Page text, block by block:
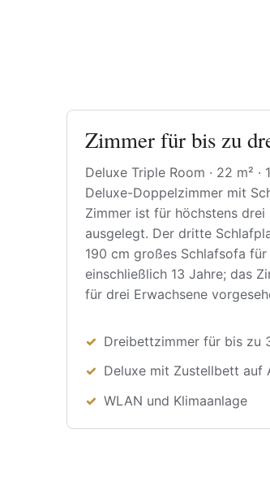
Zimmer für bis zu
Deluxe Triple Room · 22 m² ·
Deluxe-Doppelzimmer mit
Zimmer ist für höchstens drei
ausgelegt. Der dritte
190 cm großes Schlafsofa
einschließlich 13 Jahre; das
für drei Erwachsene
Dreibettzimmer für bis zu
Deluxe mit Zustellbett auf
WLAN und Klimaanlage